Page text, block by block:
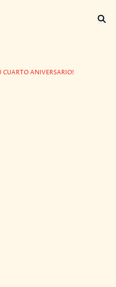
CUARTO ANIVERSARIO!